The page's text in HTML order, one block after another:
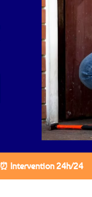
⏰ Intervention 24h/24